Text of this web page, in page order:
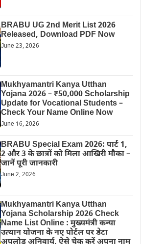
BRABU UG 2nd Merit List 2026
Released, Download PDF Now
June 23, 2026
Mukhyamantri Kanya Utthan
Yojana 2026 – ₹50,000 Scholarship
Update for Vocational Students –
Check Your Name Online Now
June 16, 2026
BRABU Special Exam 2026: पार्ट 1,
2 और 3 के छात्रों को मिला आखिरी मौका –
जानें पूरी जानकारी
June 2, 2026
Mukhyamantri Kanya Utthan
Yojana Scholarship 2026 Check
Name List Online : मुख्यमंत्री कन्या
उत्थान योजना के नए पोर्टल पर डेटा